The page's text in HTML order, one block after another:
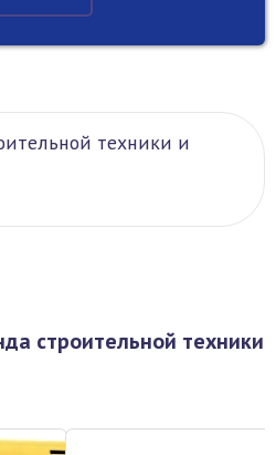
техники и
строительной техники